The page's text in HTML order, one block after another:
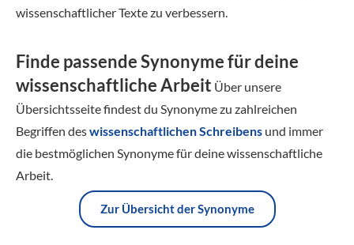
wissenschaftlicher Texte zu verbessern.
Finde passende Synonyme für deine
wissenschaftliche Arbeit Über unsere
Übersichtsseite findest du Synonyme zu zahlreichen
Begriffen deswissenschaftlichen Schreibens und immer
die bestmöglichen Synonyme für deine wissenschaftliche
Arbeit.
Zur Übersicht der Synonyme